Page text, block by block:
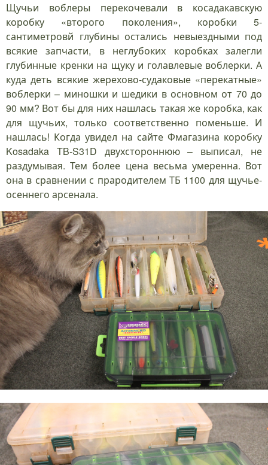
Щучьи воблеры перекочевали в косадакавскую
коробку «второго поколения», коробки 5-
сантиметровй глубины остались невыездными под
всякие запчасти, в неглубоких коробках залегли
глубинные кренки на щуку и голавлевые воблерки. А
куда деть всякие жерехово-судаковые «перекатные»
воблерки – миношки и шедики в основном от 70 до
90 мм? Вот бы для них нашлась такая же коробка, как
для щучьих, только соответственно поменьше. И
нашлась! Когда увидел на сайте Фмагазина коробку
Kosadaka TB-S31D двухстороннюю – выписал, не
раздумывая. Тем более цена весьма умеренна. Вот
она в сравнении с прародителем ТБ 1100 для щучье-
осеннего арсенала.